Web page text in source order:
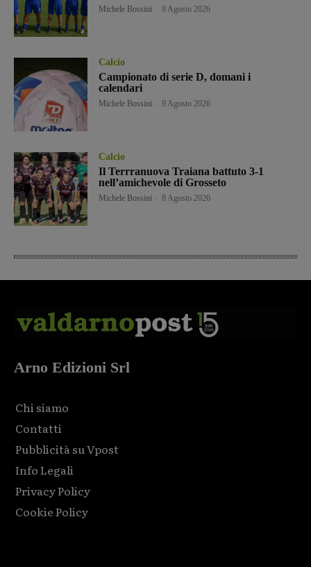
Michele Bossini 9 Agosto 2026
Calcio
Campionato di serie D, domani i
calendari
Michele Bossini 9 Agosto 2026
Calcio
Il Terrranuova Traiana battuto 3-1
nell’amichevole di Grosseto
Michele Bossini 8 Agosto 2026
Arno Edizioni Srl
Chi siamo
Contatti
Pubblicità su Vpost
Info Legali
Privacy Policy
Cookie Policy